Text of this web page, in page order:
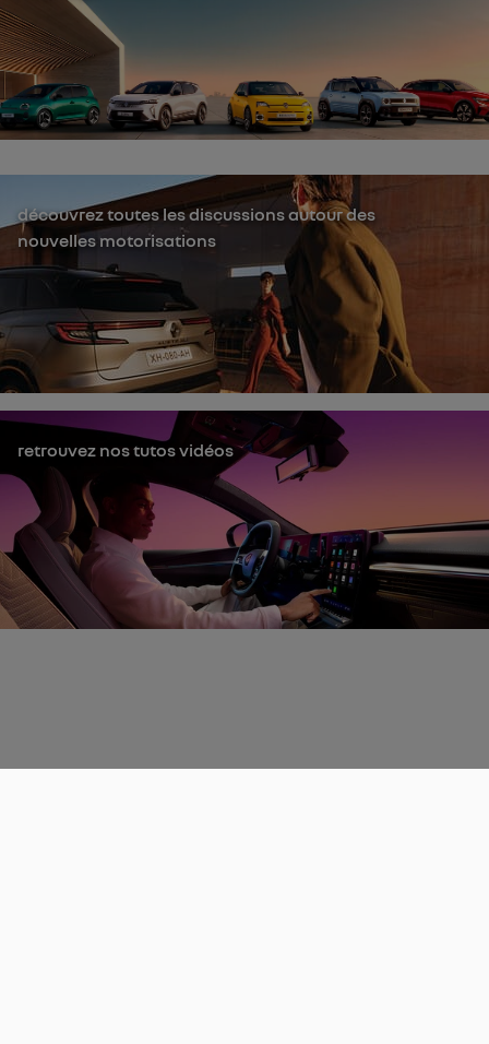
découvrez toutes les discussions autour des
nouvelles motorisations
retrouvez nos tutos vidéos